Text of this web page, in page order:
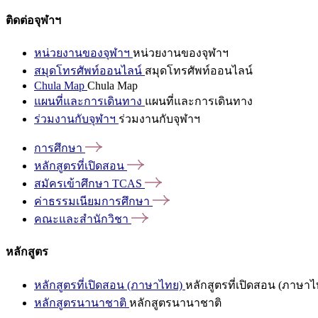
ติดต่อจุฬาฯ
หน่วยงานของจุฬาฯ หน่วยงานของจุฬาฯ
สมุดโทรศัพท์ออนไลน์ สมุดโทรศัพท์ออนไลน์
Chula Map Chula Map
แผนที่และการเดินทาง แผนที่และการเดินทาง
ร่วมงานกับจุฬาฯ ร่วมงานกับจุฬาฯ
การศึกษา
หลักสูตรที่เปิดสอน
สมัครเข้าศึกษา TCAS
ค่าธรรมเนียมการศึกษา
คณะและสำนักวิชา
หลักสูตร
หลักสูตรที่เปิดสอน (ภาษาไทย) หลักสูตรที่เปิดสอน (ภาษาไ
หลักสูตรนานาชาติ หลักสูตรนานาชาติ